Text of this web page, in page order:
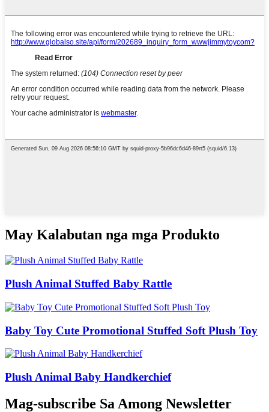
May Kalabutan nga mga Produkto
Plush Animal Stuffed Baby Rattle
Baby Toy Cute Promotional Stuffed Soft Plush Toy
Plush Animal Baby Handkerchief
Mag-subscribe Sa Among Newsletter